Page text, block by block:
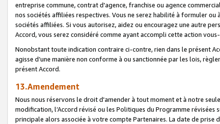
entreprise commune, contrat d'agence, franchise ou agence
nos sociétés affiliées respectives. Vous ne serez habilité à formuler
sociétés affiliées. Si vous autorisez, aidez ou encouragez une autre
Accord, vous serez considéré comme ayant accompli cette action
Nonobstant toute indication contraire ci-contre, rien dans le présent
agisse d’une manière non conforme à ou sanctionnée par les lois,
présent Accord.
13.Amendement
Nous nous réservons le droit d'amender à tout moment et à notre
modification, l’Accord révisé ou les Politiques du Programme
principale alors associée à votre compte Partenaires. La date de